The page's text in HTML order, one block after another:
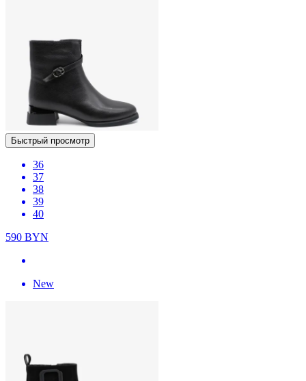
Быстрый просмотр
36
37
38
39
40
590 BYN
New